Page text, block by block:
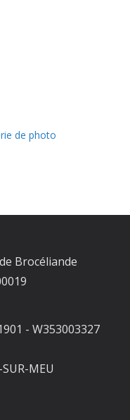
de photo
Brocéliande
- W353003327
MEU